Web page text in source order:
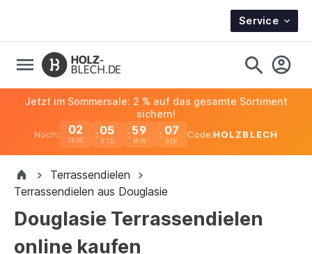
Service
Noch: 02
TAGE
05 59 06
Jetzt im Sommersale: 2 % auf das gesamte Sortiment
sichern!
Code:HOLZBLECH
Terrassendielen
Terrassendielen aus Douglasie
Douglasie Terrassendielen
online kaufen